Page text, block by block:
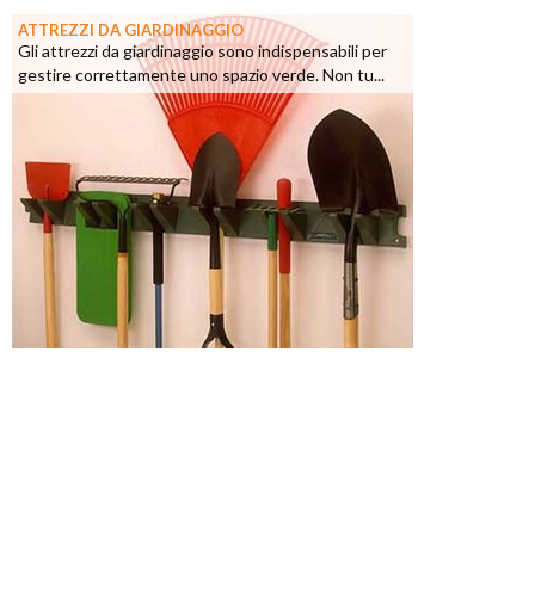
ATTREZZI DA GIARDINAGGIO
Gli attrezzi da giardinaggio sono indispensabili per
gestire correttamente uno spazio verde. Non tu...